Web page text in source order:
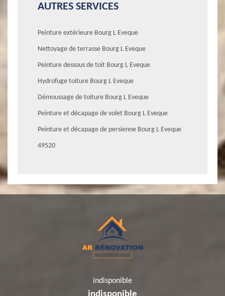
AUTRES SERVICES
Peinture extérieure Bourg L Eveque
Nettoyage de terrasse Bourg L Eveque
Peinture dessous de toit Bourg L Eveque
Hydrofuge toiture Bourg L Eveque
Démoussage de toiture Bourg L Eveque
Peinture et décapage de volet Bourg L Eveque
Peinture et décapage de persienne Bourg L Eveque
49520
indisponible